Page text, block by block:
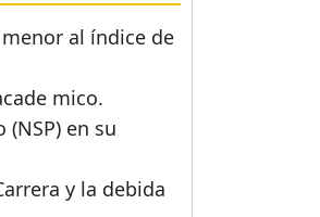
al índice de
mico.
en su
y la debida